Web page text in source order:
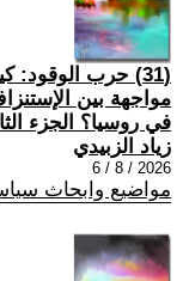
(31) حرب
مواجهة بين
في روسيا؟ الجزء
زياد الزبيدي
2026 / 8 / 6
مواضيع وابحاث